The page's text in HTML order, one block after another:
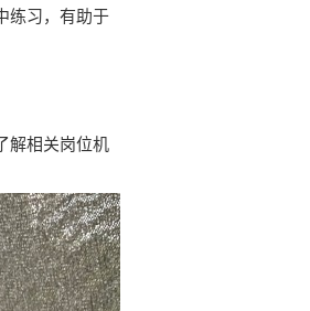
练习，有助于
解相关岗位机